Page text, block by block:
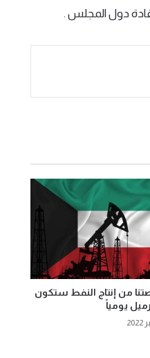
قادة دول المجلس .
من إنتاج النفط ستكون